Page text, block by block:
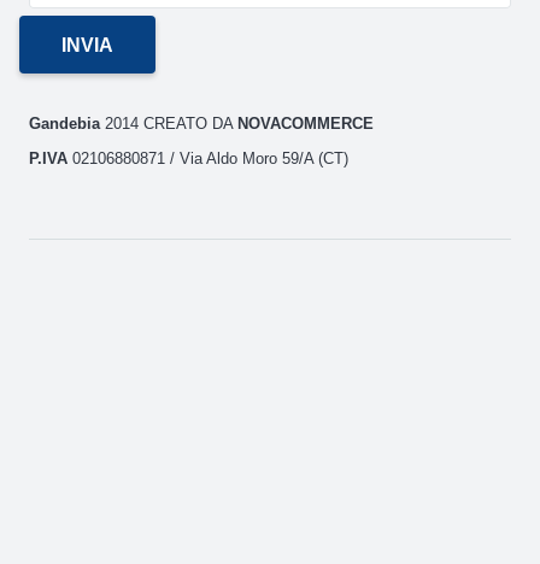
Gandebia2014 CREATO DA NOVACOMMERCE
P.IVA 02106880871 / Via Aldo Moro 59/A (CT)